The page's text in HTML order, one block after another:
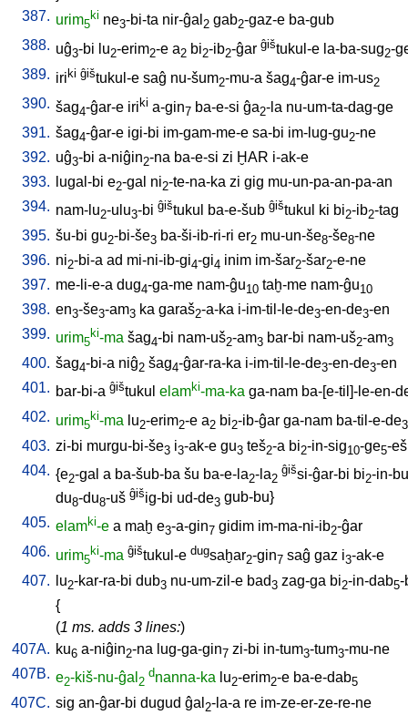
387. urim5
ki ne3-bi-ta nir-ĝal 2 gab2-gaz-e ba-gub
388. uĝ3-bi lu2-erim2-e a2 bi2-ib2-ĝar ĝištukul-e la-ba-sug2-
389. iriki ĝištukul-e saĝ nu-šum2-mu-a šag4-ĝar-e im-us2
390. šag4-ĝar-e iriki a-gin7 ba-e-si ĝa2-la nu-um-ta-dag-ge
391. šag4-ĝar-e igi-bi im-gam-me-e sa-bi im-lug-gu2-ne
392. uĝ3-bi a-niĝin2-na ba-e-si zi ḪAR i-ak-e
393.
lugal-bi e2-gal ni2-te-na-ka zi gig mu-un-pa-an-pa-an
394. nam-lu2-ulu3-bi ĝištukul ba-e-šub ĝištukul ki bi2-ib2-tag
395. šu-bi gu2-bi-še3 ba-ši-ib-ri-ri er2 mu-un-še8-še8-ne
396. ni2-bi-a ad mi-ni-ib-gi4-gi4 inim im-šar2-šar2-e-ne
397. me-li-e-a dug4-ga-me nam-ĝu10 taḫ-me nam-ĝu10
398. en3-še3-am3 ka garaš2-a-ka i-im-til-le-de3-en-de3-en
399. urim5
ki-ma šag4-bi nam-uš2-am3 bar-bi nam-uš2-am3
400. šag4-bi-a niĝ2 šag4-ĝar-ra-ka i-im-til-le-de3-en-de3-en
401. bar-bi-a ĝištukul elamki-ma-ka ga-nam ba-[e-til]-le-en-
402. urim5
ki-ma lu2-erim2-e a2 bi2-ib-ĝar ga-nam ba-til-e-de3
403. zi-bi murgu-bi-še3 i3-ak-e gu3 teš2-a bi2-in-sig10-ge5-eš
404. {e2-gal a ba-šub-ba šu ba-e-la2-la2
ĝišsi-ĝar-bi bi2-in-
du8-du8-uš ĝišig-bi ud-de3 gub-bu}
405. elamki-e a maḫ e3-a-gin7 gidim im-ma-ni-ib2-ĝar
406. urim5
ki-ma ĝištukul-e dugsaḫar2-gin7 saĝ gaz i3-ak-e
407.
lu2-kar-ra-bi dub3 nu-um-zil-e bad3 zag-ga bi2-in-dab5-
{
(1 ms. adds 3 lines:)
407A. ku6 a-niĝin2-na lug-ga-gin7 zi-bi in-tum3-tum3-mu-ne
407B. e2-kiš-nu-ĝal 2
dnanna-ka lu2-erim2-e ba-e-dab5
407C. sig an-ĝar-bi dugud ĝal 2-la-a re im-ze-er-ze-re-ne